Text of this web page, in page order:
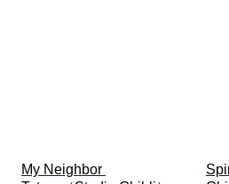
My Neighbor